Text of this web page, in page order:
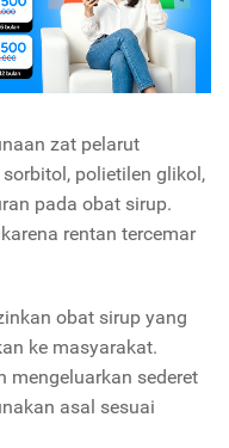
zat pelarut
polietilen glikol,
pada obat sirup.
rentan tercemar
obat sirup yang
ke masyarakat.
mengeluarkan sederet
asal sesuai